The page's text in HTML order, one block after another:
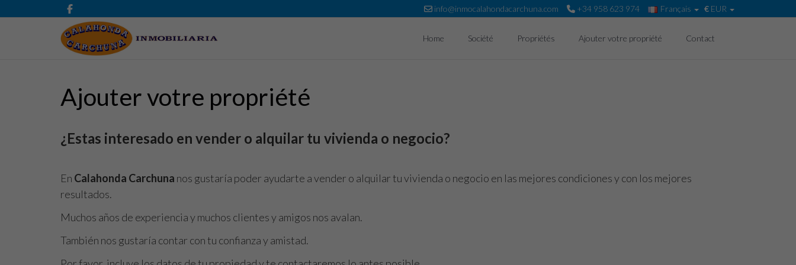
info@inmocalahondacarchuna.com +34 958 623 974 Français € EUR
Home Société Propriétés Ajouter votre propriété Contact
Ajouter votre propriété
¿Estas interesado en vender o alquilar tu vivienda o negocio?
En Calahonda Carchuna nos gustaría poder ayudarte a vender o alquilar tu vivienda o negocio en las mejores condiciones y con los mejores
resultados.
Muchos años de experiencia y muchos clientes y amigos nos avalan.
También nos gustaría contar con tu confianza y amistad.